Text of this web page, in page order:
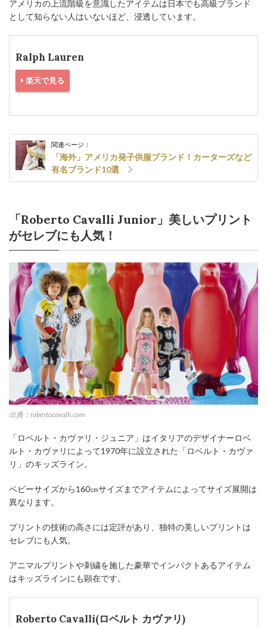
アメリカの上流階級を意識したアイテムは日本でも高級ブランド
として知らない人はいないほど、浸透しています。
Ralph Lauren
楽天で見る
関連ページ：
「海外」アメリカ発子供服ブランド！カーターズなど
有名ブランド10選
「Roberto Cavalli Junior」美しいプリント
がセレブにも人気！
出典：robertocavalli.com
「ロベルト・カヴァリ・ジュニア」はイタリアのデザイナーロベ
ルト・カヴァリによって1970年に設立された「ロベルト・カヴァ
リ」のキッズライン。
ベビーサイズから160㎝サイズまでアイテムによってサイズ展開は
異なります。
プリントの技術の高さには定評があり、独特の美しいプリントは
セレブにも人気。
アニマルプリントや刺繍を施した豪華でインパクトあるアイテム
はキッズラインにも顕在です。
Roberto Cavalli(ロベルト カヴァリ)